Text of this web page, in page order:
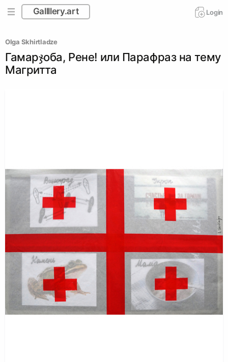
Gallllery.art Login
Olga Skhirtladze
Гамарჯоба, Рене! или Парафраз на тему
Магритта